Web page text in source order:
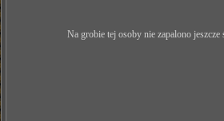
Na grobie tej osoby nie zapalono jeszcze